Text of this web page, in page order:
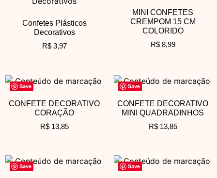
Confetes Plásticos
Decorativos
R$3,97
MINI CONFETES
CREMPOM 15 CM
COLORIDO
R$8,99
Save
CONFETE DECORATIVO
CORAÇÃO
R$13,85
Save
CONFETE DECORATIVO
MINI QUADRADINHOS
R$13,85
Save Save